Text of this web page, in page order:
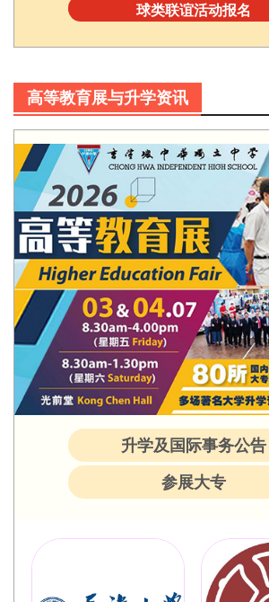
球类联谊活动报名
高等教育展与升学资讯
升学及国际事务公告
参展大专